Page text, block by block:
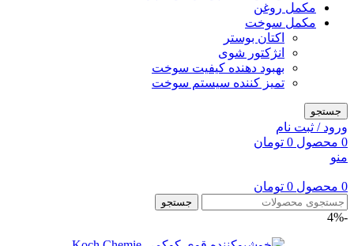
مکمل روغن
مکمل سوخت
اکتان بوستر
انژکتور شوی
بهبود دهنده کیفیت سوخت
تمیز کننده سیستم سوخت
جستجو
ورود / ثبت نام
0 محصول 0 تومان
منو
0 محصول 0 تومان
جستجو
-4%